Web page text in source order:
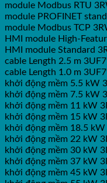
module Modbus RTU
module PROFINET
module Modbus TCP
HMI module High-
HMI module Standard
cable Length 2.5 m
cable Length 1.0 m
khởi động mềm 5.5 kW
khởi động mềm 7.5 kW
khởi động mềm 11 kW
khởi động mềm 15 kW
khởi động mềm 18.5
khởi động mềm 22 kW
khởi động mềm 30 kW
khởi động mềm 37 kW
khởi động mềm 45 kW